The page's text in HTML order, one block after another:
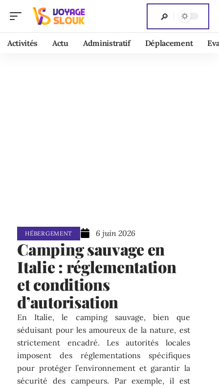
Activités Actu Administratif Déplacement
HÉBERGEMENT 6 juin 2026
Camping sauvage en
Italie : réglementation
et conditions
d’autorisation
En Italie, le camping sauvage, bien que
séduisant pour les amoureux de la nature, est
strictement encadré. Les autorités locales
imposent des réglementations spécifiques
pour protéger l’environnement et garantir la
sécurité des campeurs. Par exemple, il est